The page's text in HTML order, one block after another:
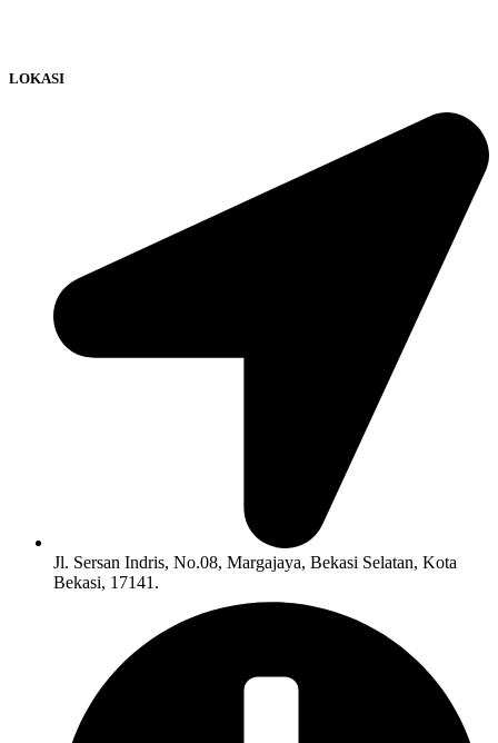
LOKASI
Jl. Sersan Indris, No.08, Margajaya, Bekasi Selatan, Kota
Bekasi, 17141.